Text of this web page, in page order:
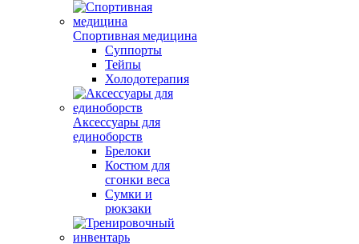
Спортивная медицина
Суппорты
Тейпы
Холодотерапия
Аксессуары для
единоборств
Брелоки
Костюм для
сгонки веса
Сумки и
рюкзаки